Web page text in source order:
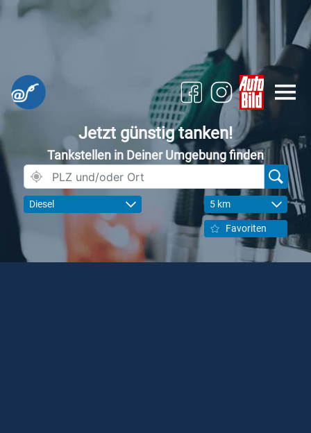
Jetzt günstig tanken!
Tankstellen in Deiner Umgebung finden
Diesel 5 km
Favoriten